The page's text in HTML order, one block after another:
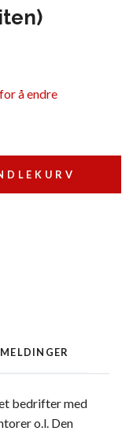
å endre
bedrifter med
o.l. Den